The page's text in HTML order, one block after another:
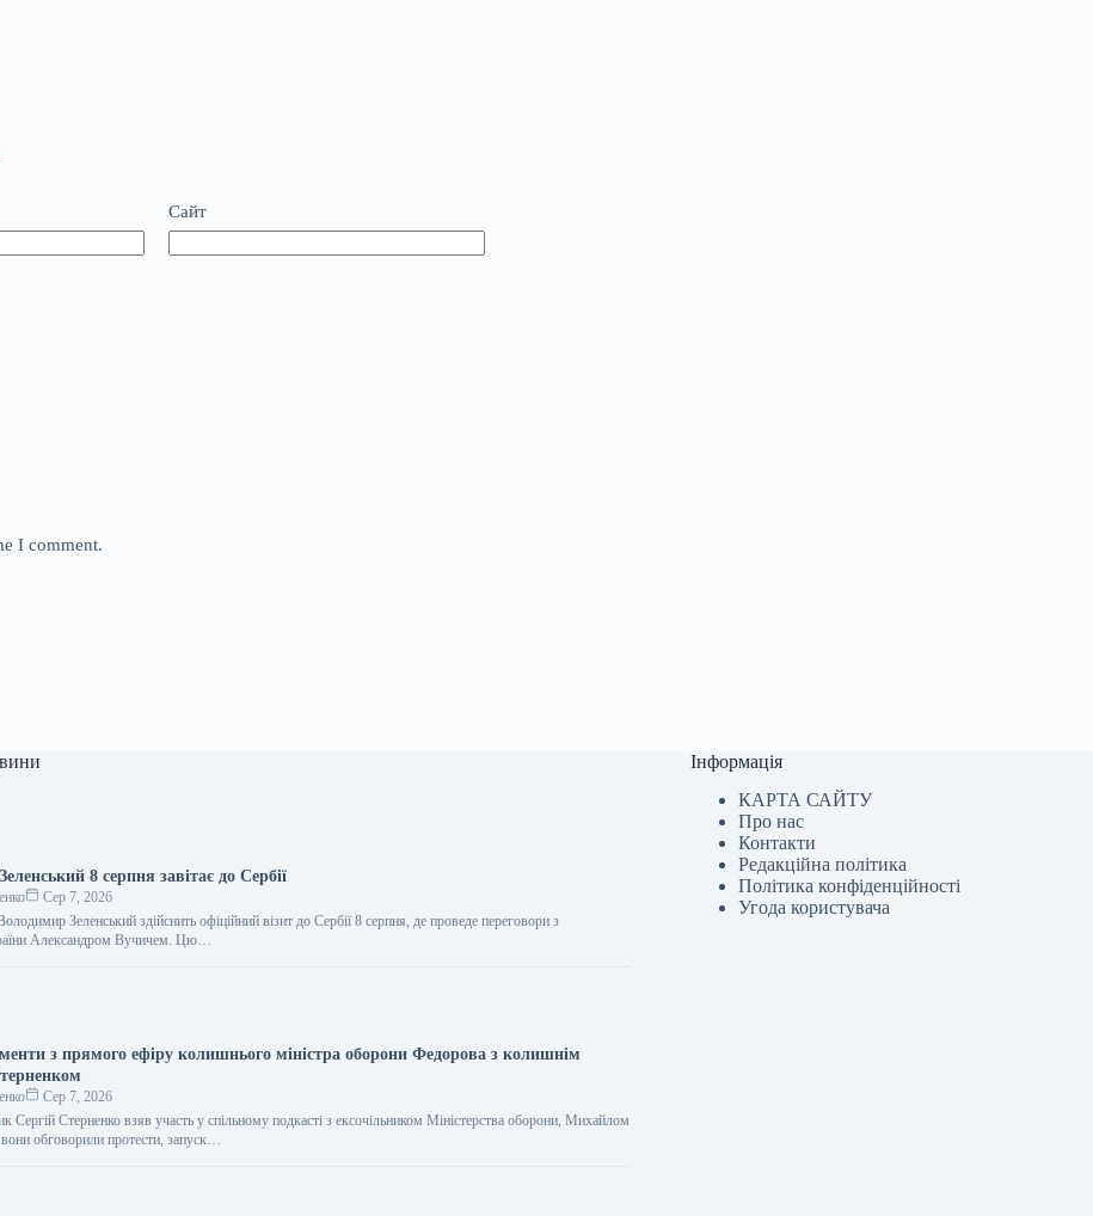
Сайт
I comment.
8 серпня завітає до Сербії
Сер 7, 2026
Зеленський здійснить офіційний візит до Сербії 8 серпня, де проведе переговори з
Александром Вучичем. Цю…
з прямого ефіру колишнього міністра оборони Федорова з колишнім
Сер 7, 2026
Сергій Стерненко взяв участь у спільному подкасті з ексочільником Міністерства оборони, Михайлом
обговорили протести, запуск…
Інформація
КАРТА САЙТУ
Про нас
Контакти
Редакційна політика
Політика конфіденційності
Угода користувача